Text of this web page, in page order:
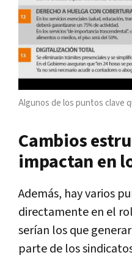
Algunos de los puntos clave
Cambios
impactan en
Además, hay varios
directamente en el
serían los que
parte de los